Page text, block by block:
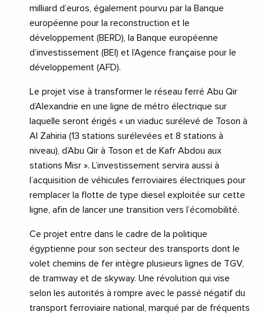
milliard d’euros, également pourvu par la Banque
européenne pour la reconstruction et le
développement (BERD), la Banque européenne
d’investissement (BEI) et l’Agence française pour le
développement (AFD).
Le projet vise à transformer le réseau ferré Abu Qir
d’Alexandrie en une ligne de métro électrique sur
laquelle seront érigés « un viaduc surélevé de Toson à
Al Zahiria (13 stations surélevées et 8 stations à
niveau), d’Abu Qir à Toson et de Kafr Abdou aux
stations Misr ». L’investissement servira aussi à
l’acquisition de véhicules ferroviaires électriques pour
remplacer la flotte de type diesel exploitée sur cette
ligne, afin de lancer une transition vers l’écomobilité.
Ce projet entre dans le cadre de la politique
égyptienne pour son secteur des transports dont le
volet chemins de fer intègre plusieurs lignes de TGV,
de tramway et de skyway. Une révolution qui vise
selon les autorités à rompre avec le passé négatif du
transport ferroviaire national, marqué par de fréquents